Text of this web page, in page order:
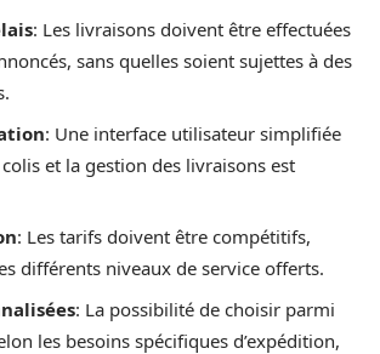
: Les livraisons doivent être effectuées
sans quelles soient sujettes à des
: Une interface utilisateur simplifiée
et la gestion des livraisons est
: Les tarifs doivent être compétitifs,
différents niveaux de service offerts.
: La possibilité de choisir parmi
les besoins spécifiques d’expédition,